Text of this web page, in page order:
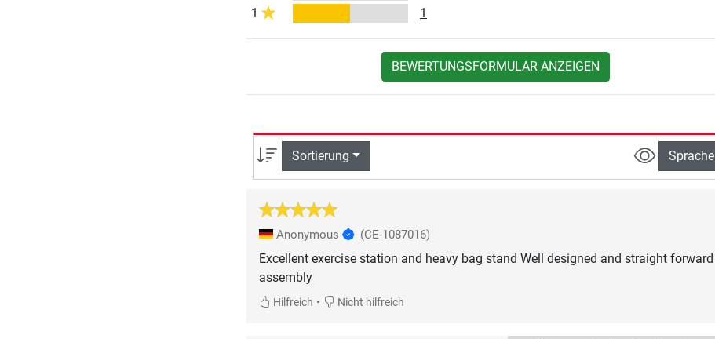
1
1
BEWERTUNGSFORMULAR ANZEIGEN
Sortierung Sprache
Anonymous (CE-1087016)
Excellent exercise station and heavy bag stand Well designed and straight forward
assembly
Hilfreich • Nicht hilfreich